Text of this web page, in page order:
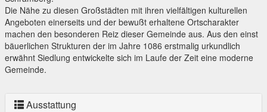
Die Nähe zu diesen Großstädten mit ihren vielfältigen kulturellen
Angeboten einerseits und der bewußt erhaltene Ortscharakter
machen den besonderen Reiz dieser Gemeinde aus. Aus den einst
bäuerlichen Strukturen der im Jahre 1086 erstmalig urkundlich
erwähnt Siedlung entwickelte sich im Laufe der Zeit eine moderne
Gemeinde.
Ausstattung